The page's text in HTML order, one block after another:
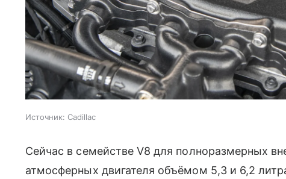
Источник: Cadillac
Сейчас в семействе V8 для полноразмерных
атмосферных двигателя объёмом 5,3 и 6,2